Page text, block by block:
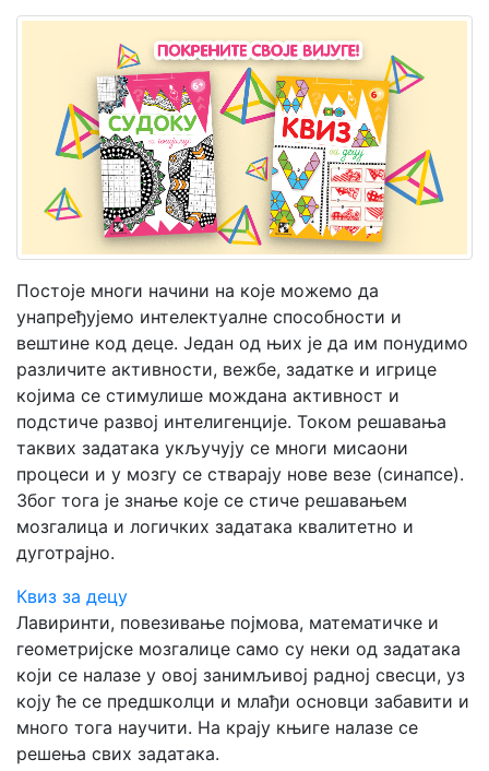
Latinica
налог
Постоје многи начини на које можемо да
унапређујемо интелектуалне способности и
вештине код деце. Један од њих је да им понудимо
различите активности, вежбе, задатке и игрице
којима се стимулише мождана активност и
подстиче развој интелигенције. Током решавања
таквих задатака укључују се многи мисаони
процеси и у мозгу се стварају нове везе (синапсе).
Због тога је знање које се стиче решавањем
мозгалица и логичких задатака квалитетно и
дуготрајно.
Квиз за децу
Лавиринти, повезивање појмова, математичке и
геометријске мозгалице само су неки од задатака
који се налазе у овој занимљивој радној свесци, уз
коју ће се предшколци и млађи основци забавити и
много тога научити. На крају књиге налазе се
решења свих задатака.